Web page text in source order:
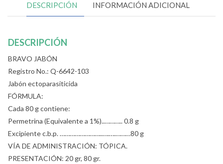
DESCRIPCIÓN INFORMACIÓN ADICIONAL
DESCRIPCIÓN
BRAVO JABÓN
Registro No.: Q-6642-103
Jabón ectoparasiticida
FÓRMULA:
Cada 80 g contiene:
Permetrina (Equivalente a 1%)..……….. 0.8 g
Excipiente c.b.p. ……………………..….….………80 g
VÍA DE ADMINISTRACIÓN: TÓPICA.
PRESENTACIÓN: 20 gr, 80 gr.